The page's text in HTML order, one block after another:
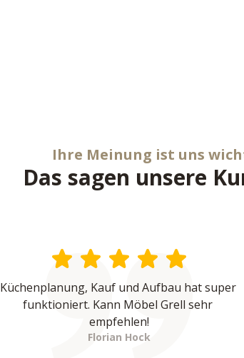
Ihre Meinung ist uns
Das sagen unsere
Küchenplanung, Kauf und Aufbau hat super
funktioniert. Kann Möbel Grell sehr
empfehlen!
Florian Hock